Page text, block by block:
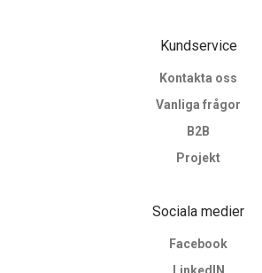
Kundservice
Kontakta oss
Vanliga frågor
B2B
Projekt
Sociala medier
Facebook